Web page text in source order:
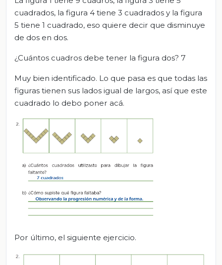
cuadrados, la figura 4 tiene 3 cuadrados y la figura
5 tiene 1 cuadrado, eso quiere decir que disminuye
de dos en dos.
¿Cuántos cuadros debe tener la figura dos? 7
Muy bien identificado. Lo que pasa es que todas las
figuras tienen sus lados igual de largos, así que este
cuadrado lo debo poner acá.
Por último, el siguiente ejercicio.